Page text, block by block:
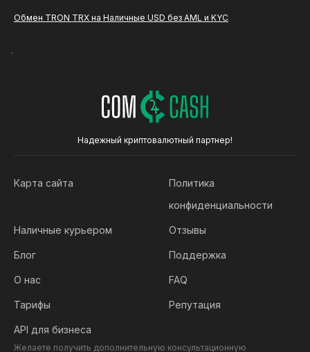
Обмен TRON TRX на Наличные USD без AML и KYC
Надежный криптовалютный партнер!
Карта сайта
Политика
конфиденциальности
Наличные курьером Отзывы
Блог Поддержка
О нас FAQ
Тарифы Репутация
API для бизнеса
Желаете получить дополнительную консультационную